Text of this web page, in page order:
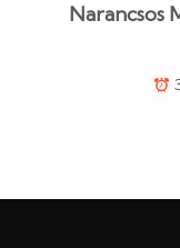
Narancsos